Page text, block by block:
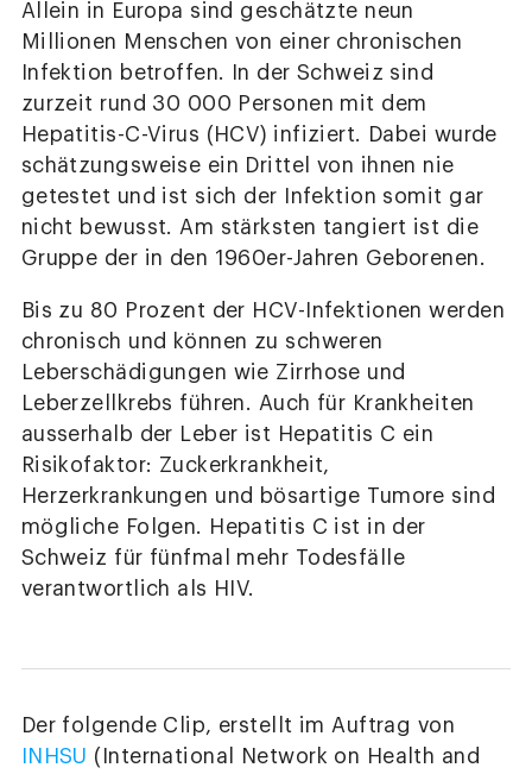
Allein in Europa sind geschätzte neun
Millionen Menschen von einer chronischen
Infektion betroffen. In der Schweiz sind
zurzeit rund 30 000 Personen mit dem
Hepatitis-C-Virus (HCV) infiziert. Dabei wurde
schätzungsweise ein Drittel von ihnen nie
getestet und ist sich der Infektion somit gar
nicht bewusst. Am stärksten tangiert ist die
Gruppe der in den 1960er-Jahren Geborenen.
Bis zu 80 Prozent der HCV-Infektionen werden
chronisch und können zu schweren
Leberschädigungen wie Zirrhose und
Leberzellkrebs führen. Auch für Krankheiten
ausserhalb der Leber ist Hepatitis C ein
Risikofaktor: Zuckerkrankheit,
Herzerkrankungen und bösartige Tumore sind
mögliche Folgen. Hepatitis C ist in der
Schweiz für fünfmal mehr Todesfälle
verantwortlich als HIV.
Der folgende Clip, erstellt im Auftrag von
INHSU (International Network on Health and